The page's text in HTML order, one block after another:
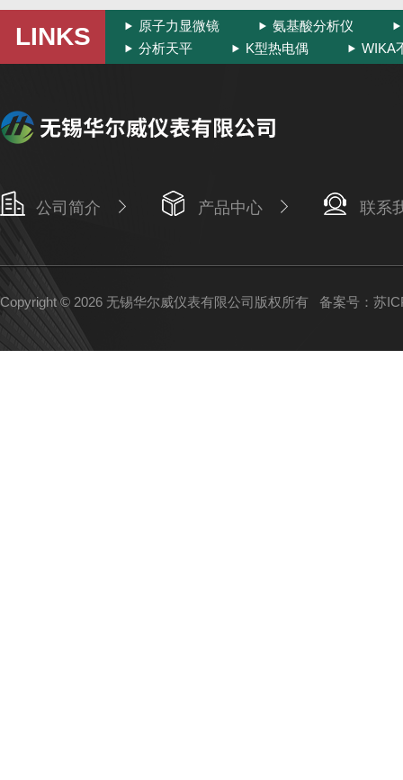
LINKS 原子力显微镜
氨基酸分析仪
分析天平
K型热电偶 WIKA
公司简介 产品中心 联系
Copyright © 2026 无锡华尔威仪表有限公司版权所有 备案号：苏